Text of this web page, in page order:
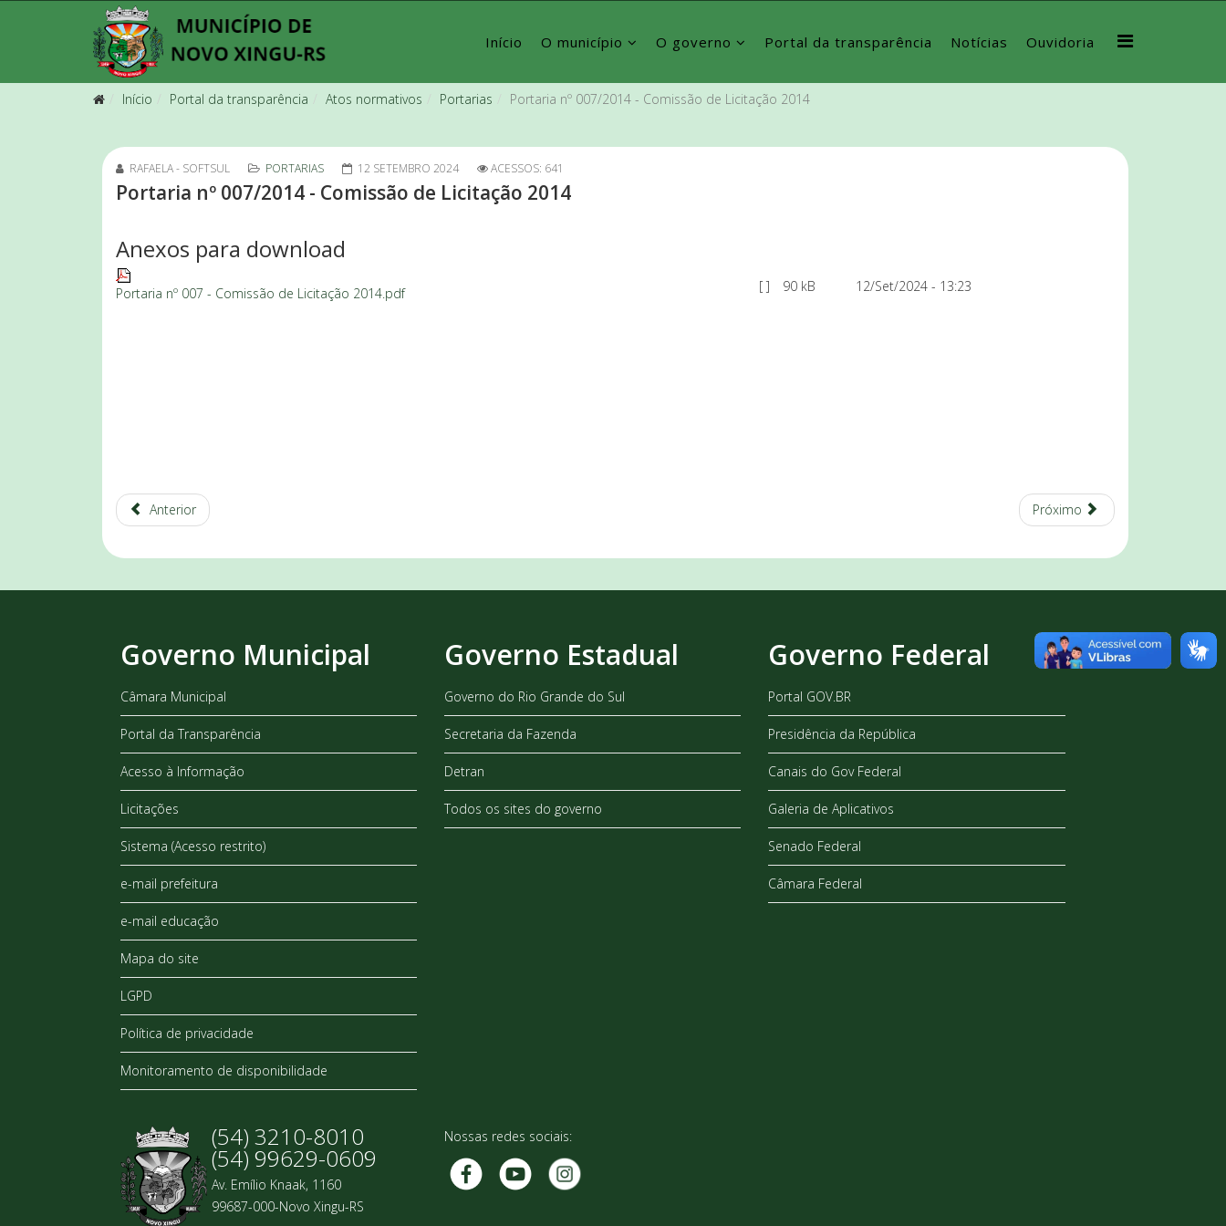
Início O município O governo Portal da transparência Notícias Ouvidoria
Início Portal da transparência Atos normativos Portarias Portaria nº 007/2014 - Comissão de Licitação 2014
RAFAELA - SOFTSUL PORTARIAS 12 SETEMBRO 2024 ACESSOS: 641
Portaria nº 007/2014 - Comissão de Licitação 2014
Anexos para download
Portaria nº 007 - Comissão de Licitação 2014.pdf [ ] 90 kB 12/Set/2024 - 13:23
Anterior Próximo
Governo Municipal
Câmara Municipal
Portal da Transparência
Acesso à Informação
Licitações
Sistema (Acesso restrito)
e-mail prefeitura
e-mail educação
Mapa do site
LGPD
Política de privacidade
Monitoramento de disponibilidade
Governo Estadual
Governo do Rio Grande do Sul
Secretaria da Fazenda
Detran
Todos os sites do governo
Governo Federal
Portal GOV.BR
Presidência da República
Canais do Gov Federal
Galeria de Aplicativos
Senado Federal
Câmara Federal
(54) 3210-8010
(54) 99629-0609
Av. Emílio Knaak, 1160
99687-000-Novo Xingu-RS
Nossas redes sociais: